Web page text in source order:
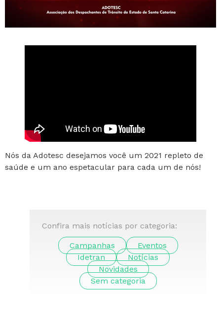
Nós da Adotesc desejamos você um 2021 repleto de
saúde e um ano espetacular para cada um de nós!
Confira mais notícias por categoria:
Campanhas
Eventos
Idetran
Notícias
Novidades
Sem categoria